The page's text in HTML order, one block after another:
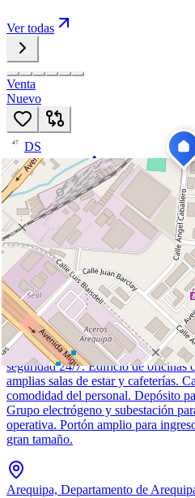
Ver todas
Venta
Nuevo
47
DS
US$ 1.800.000
90hoy
VENTA DE LOCAL
EN RIO SECO - CERRO
Estratégicamente ubicado en la
la plataforma comercial del Cono
permite acceso directo a
Evitamiento, Av. Aviación y la
cualquier tipo de
techadas con metal corrugado en
Amplio patio de maniobras que
maquinaria pesada. Garita de
seguridad 24/7. Edificio de oficinas
amplias salas de estar y cafeterías.
comodidad del personal. Depósito
Grupo electrógeno y subestación
operativa. Portón amplio para
gran tamaño.
Arequipa, Departamento de